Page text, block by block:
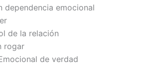
dependencia emocional
de la relación
rogar
de verdad